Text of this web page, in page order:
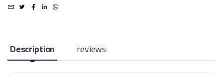
Description reviews